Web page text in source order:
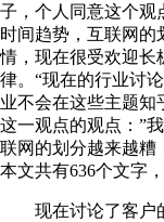
子，个人同意这个观
时间趋势，互联网的
情，现在很受欢迎长
律。“现在的行业讨
业不会在这些主题知
这一观点的观点：”
联网的划分越来越糟
本文共有636个文字
现在讨论了客户的